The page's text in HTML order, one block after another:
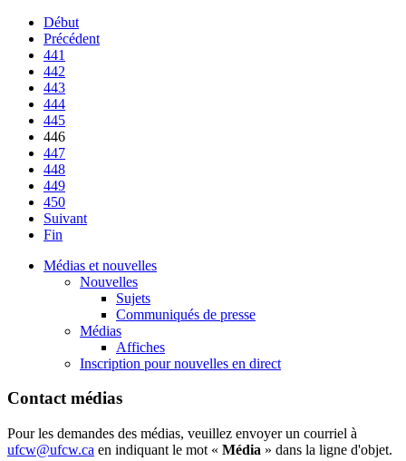
Début
Précédent
441
442
443
444
445
446
447
448
449
450
Suivant
Fin
Médias et nouvelles
Nouvelles
Sujets
Communiqués de presse
Médias
Affiches
Inscription pour nouvelles en direct
Contact médias
Pour les demandes des médias, veuillez envoyer un courriel à
ufcw@ufcw.ca en indiquant le mot « Média » dans la ligne d'objet.